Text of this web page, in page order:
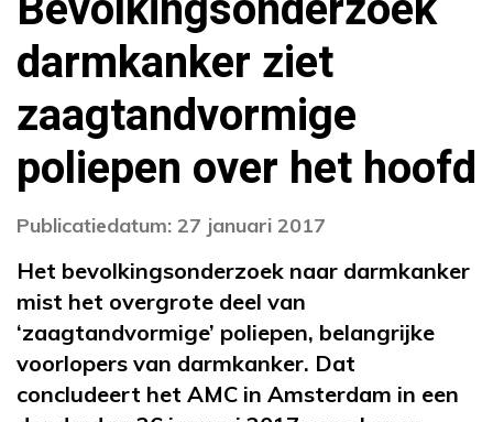
darmkanker ziet
zaagtandvormige
poliepen over het hoofd
Publicatiedatum: 27 januari 2017
Het bevolkingsonderzoek naar darmkanker
mist het overgrote deel van
‘zaagtandvormige’ poliepen, belangrijke
voorlopers van darmkanker. Dat
concludeert het AMC in Amsterdam in een